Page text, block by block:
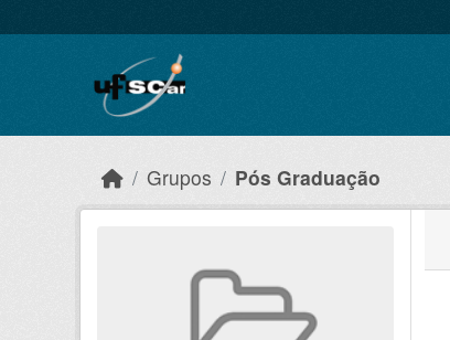
Grupos Pós Graduação